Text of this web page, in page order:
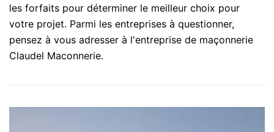
les forfaits pour déterminer le meilleur choix pour
votre projet. Parmi les entreprises à questionner,
pensez à vous adresser à l'entreprise de maçonnerie
Claudel Maconnerie.